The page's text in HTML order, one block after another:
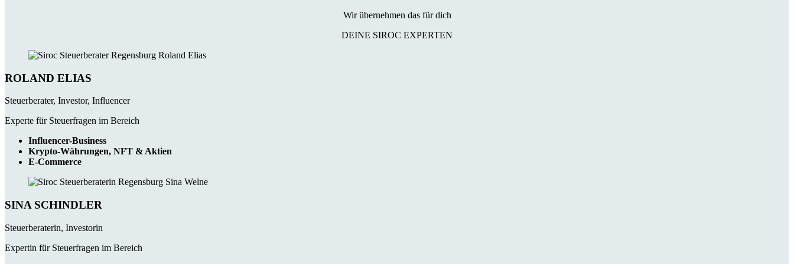
Wir übernehmen das für dich
DEINE SIROC EXPERTEN
ROLAND ELIAS
Steuerberater, Investor, Influencer
Experte für Steuerfragen im Bereich
Influencer-Business
Krypto-Währungen, NFT & Aktien
E-Commerce
SINA SCHINDLER
Steuerberaterin, Investorin
Expertin für Steuerfragen im Bereich